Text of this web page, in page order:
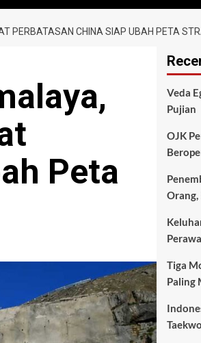
PERBATASAN CHINA SIAP UBAH PETA
Peta
Veda
Pujian
OJK
Orang,
Tiga
Paling